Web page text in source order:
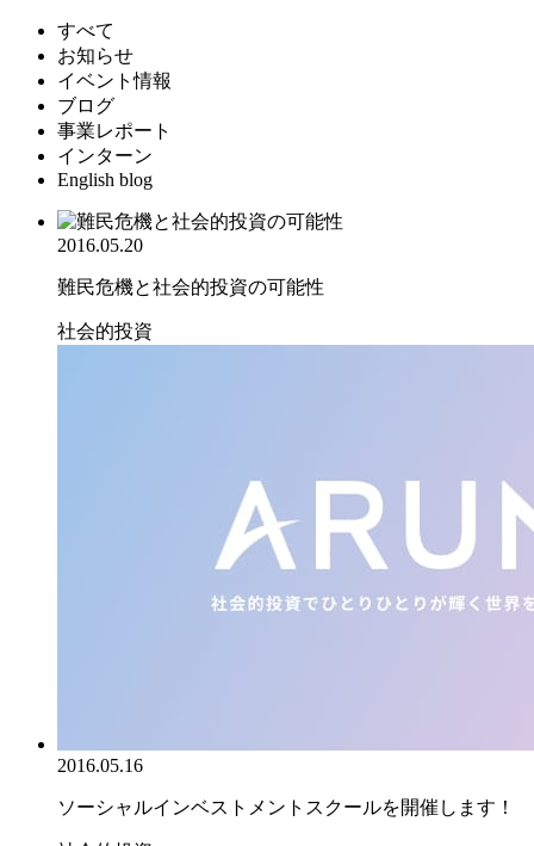
すべて
お知らせ
イベント情報
ブログ
事業レポート
インターン
English blog
2016.05.20
難民危機と社会的投資の可能性
社会的投資
2016.05.16
ソーシャルインベストメントスクールを開催します！